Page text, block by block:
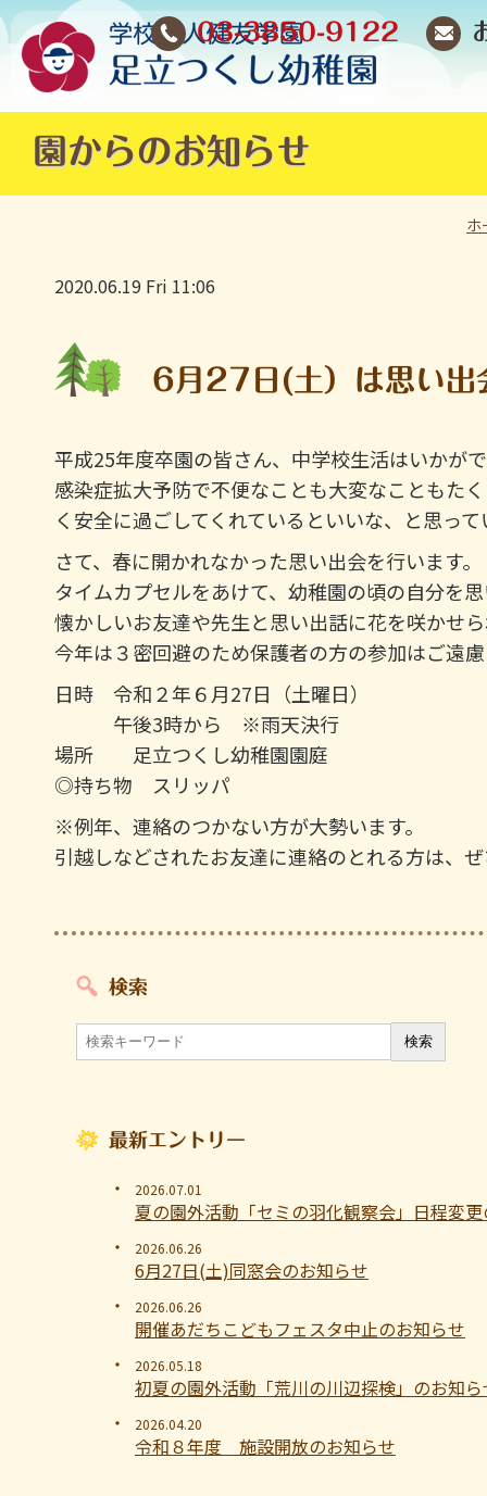
03-3850-9122
園からのお知らせ
2020.06.19 Fri 11:06
6月27日(土）は思い出
平成25年度卒園の皆さん、中学校生活はいかが
感染症拡大予防で不便なことも大変なこともた
く安全に過ごしてくれているといいな、と思って
さて、春に開かれなかった思い出会を行います。
タイムカプセルをあけて、幼稚園の頃の自分を
懐かしいお友達や先生と思い出話に花を咲かせ
今年は３密回避のため保護者の方の参加はご遠
日時 令和２年６月27日（土曜日）
午後3時から ※雨天決行
場所 足立つくし幼稚園園庭
◎持ち物 スリッパ
※例年、連絡のつかない方が大勢います。
引越しなどされたお友達に連絡のとれる方は、
検索
最新エントリー
2026.07.01
夏の園外活動「セミの羽化観察会」日程変
2026.06.26
6月27日(土)同窓会のお知らせ
2026.06.26
開催あだちこどもフェスタ中止のお知らせ
2026.05.18
初夏の園外活動「荒川の川辺探検」のお知
2026.04.20
令和８年度 施設開放のお知らせ